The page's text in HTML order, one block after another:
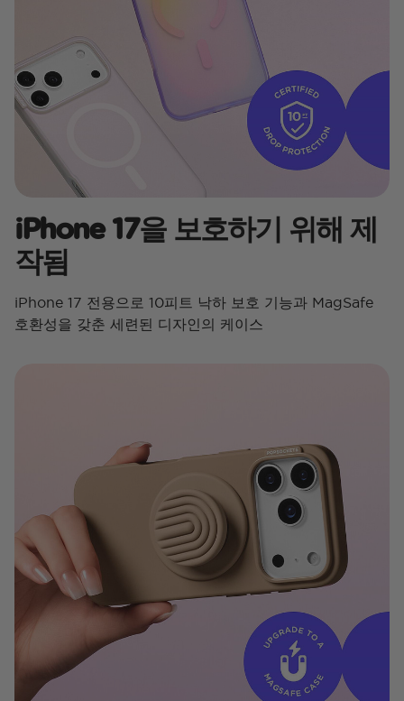
iPhone 17을 보호하기 위해 제
작됨
iPhone 17 전용으로 10피트 낙하 보호 기능과 MagSafe
호환성을 갖춘 세련된 디자인의 케이스